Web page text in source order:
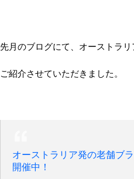
先月のブログにて、オーストラ
ご紹介させていただきました。
オーストラリア発の老舗ブ
開催中！